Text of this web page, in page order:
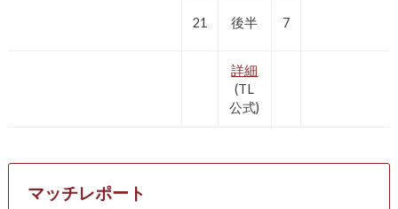
21 後半 7
詳細
(TL
公式)
マッチレポート